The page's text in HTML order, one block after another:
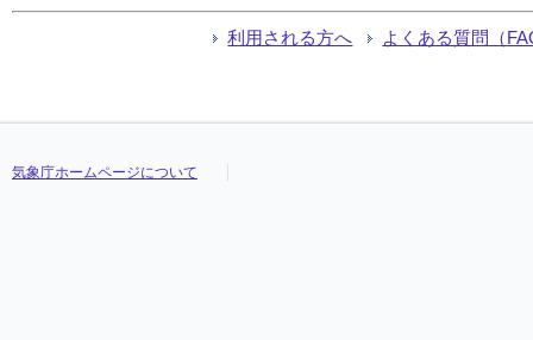
利用される方へ よくある質問（
気象庁ホームページについて